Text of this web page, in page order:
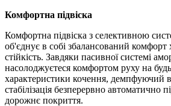
Комфортна підвіска
Комфортна підвіска з селективною
об'єднує в собі збалансований комфорт
стійкість. Завдяки пасивної системі
насолоджуєтеся комфортом руху на
характеристики кочення, демпфуючий
стабілізація безперервно автоматично
дорожнє покриття.